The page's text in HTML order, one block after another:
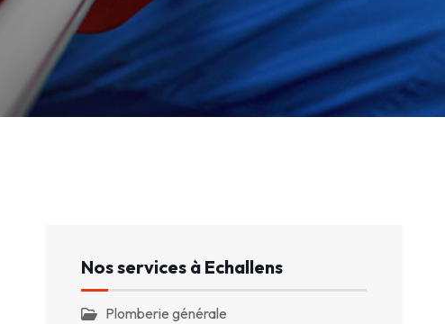
Nos services à Echallens
Plomberie générale